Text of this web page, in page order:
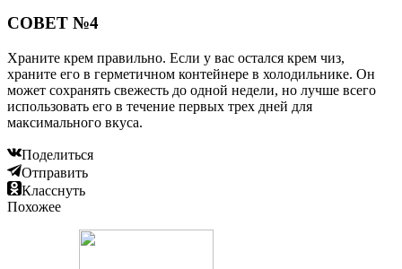
СОВЕТ №4
Храните крем правильно. Если у вас остался крем чиз,
храните его в герметичном контейнере в холодильнике. Он
может сохранять свежесть до одной недели, но лучше всего
использовать его в течение первых трех дней для
максимального вкуса.
Поделиться
Отправить
Класснуть
Похожее